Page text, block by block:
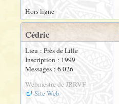
Hors ligne
Cédric
Lieu : Près de Lille
Inscription : 1999
Messages : 6 026
Webmestre de JRRVF
Site Web